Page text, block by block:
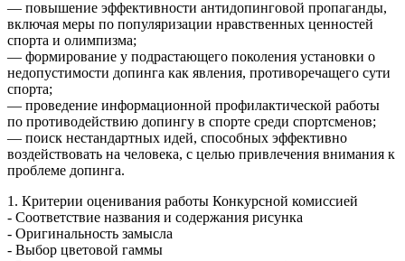
— повышение эффективности антидопинговой пропаганды,
включая меры по популяризации нравственных ценностей
спорта и олимпизма;
— формирование у подрастающего поколения установки о
недопустимости допинга как явления, противоречащего сути
спорта;
— проведение информационной профилактической работы
по противодействию допингу в спорте среди спортсменов;
— поиск нестандартных идей, способных эффективно
воздействовать на человека, с целью привлечения внимания к
проблеме допинга.
1. Критерии оценивания работы Конкурсной комиссией
- Соответствие названия и содержания рисунка
- Оригинальность замысла
- Выбор цветовой гаммы